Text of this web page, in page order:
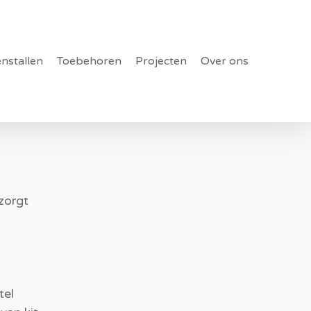
Toebehoren Projecten Over ons